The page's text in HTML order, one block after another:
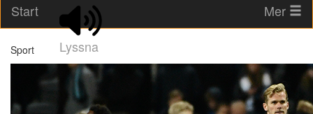
Start
Lyssna
Mer
Sport